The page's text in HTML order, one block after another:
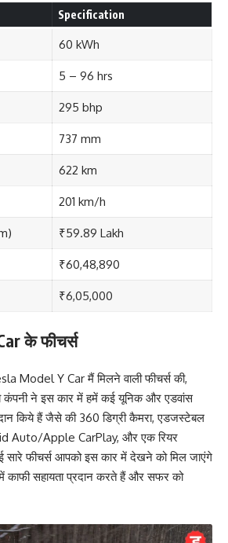
Specification
60 kWh
5 – 96 hrs
295 bhp
737 mm
622 km
201 km/h
₹59.89 Lakh
₹60,48,890
₹6,05,000
के फीचर्स
Model Y Car मैं मिलने वाली फीचर्स की,
कंपनी ने इस कार में हमें कई यूनिक और एडवांस
किये हैं जैसे की 360 डिग्री कैमरा, एडजस्टेबल
Auto/Apple CarPlay, और एक रियर
फीचर्स आपको इस कार में देखने को मिल जाएंगे
काफी सहायता प्रदान करते हैं और सफर को